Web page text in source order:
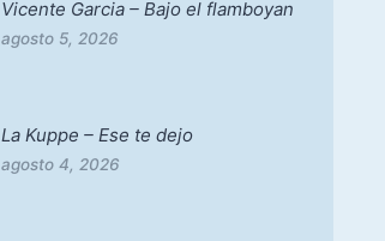
Vicente Garcia – Bajo el flamboyan
agosto 5, 2026
La Kuppe – Ese te dejo
agosto 4, 2026